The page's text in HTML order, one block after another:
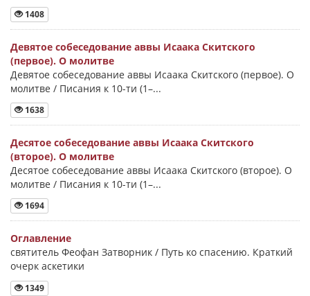
1408
Девятое собеседование аввы Исаака Скитского
(первое). О молитве
Девятое собеседование аввы Исаака Скитского (первое). О
молитве / Писания к 10-ти (1–...
1638
Десятое собеседование аввы Исаака Скитского
(второе). О молитве
Десятое собеседование аввы Исаака Скитского (второе). О
молитве / Писания к 10-ти (1–...
1694
Оглавление
святитель Феофан Затворник / Путь ко спасению. Краткий
очерк аскетики
1349